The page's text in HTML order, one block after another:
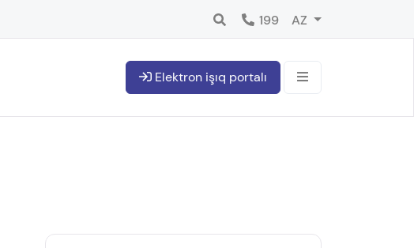
199 AZ
Elektron işıq portalı